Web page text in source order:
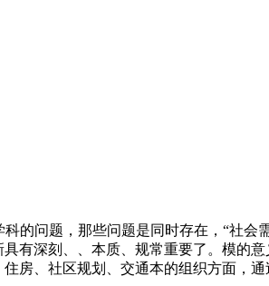
问题，那些问题是同时存在，“社会需
有深刻、、本质、规常重要了。模的
房、社区规划、交通本的组织方面，